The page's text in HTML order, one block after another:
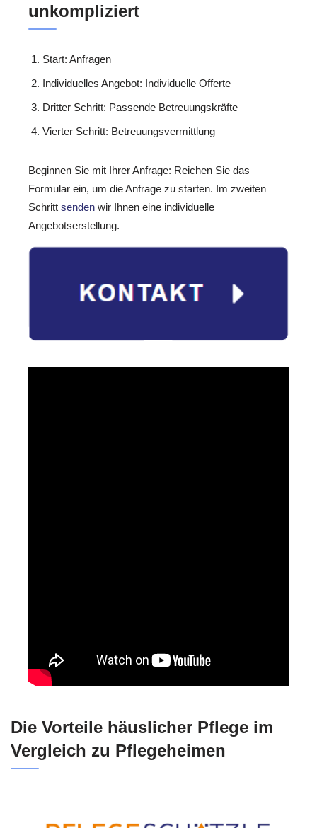
unkompliziert
Start: Anfragen
Individuelles Angebot: Individuelle Offerte
Dritter Schritt: Passende Betreuungskräfte
Vierter Schritt: Betreuungsvermittlung
Beginnen Sie mit Ihrer Anfrage: Reichen Sie das
Formular ein, um die Anfrage zu starten. Im zweiten
Schritt senden wir Ihnen eine individuelle
Angebotserstellung.
Die Vorteile häuslicher Pflege im
Vergleich zu Pflegeheimen